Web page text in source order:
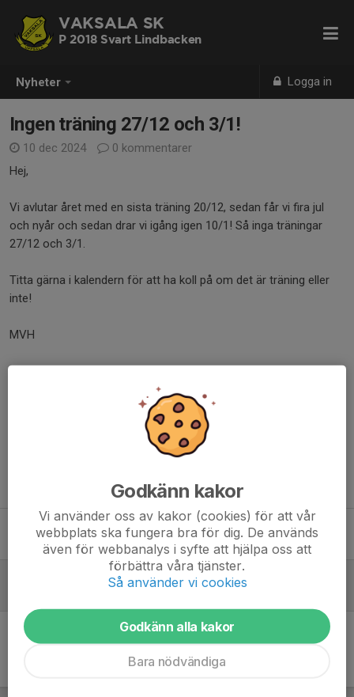
Nyheter Logga in
VAKSALA SK
P 2018 Svart Lindbacken
Ingen träning 27/12 och 3/1!
10 dec 2024
0 kommentarer
Hej,
Vi avlutar året med en sista träning 20/12, sedan får vi fira jul
och nyår och sedan drar vi igång igen 10/1! Så inga träningar
27/12 och 3/1.
Titta gärna i kalendern för att ha koll på om det är träning eller
inte!
MVH
/Tränarna
Tidigare nyheter
Julavslutning & Föräldrarmatch
16 dec 2024 0
Ingen träning 27/12 och 3/1!
Godkänn kakor
Vi använder oss av kakor (cookies) för att vår
webbplats ska fungera bra för dig. De används
även för webbanalys i syfte att hjälpa oss att
förbättra våra tjänster.
Så använder vi cookies
Godkänn alla kakor
Bara nödvändiga